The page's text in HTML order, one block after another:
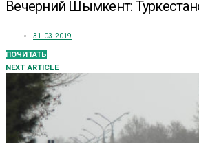
Вечерний Шымкент:
31.03.2019
ПОЧИТАТЬ
NEXT ARTICLE